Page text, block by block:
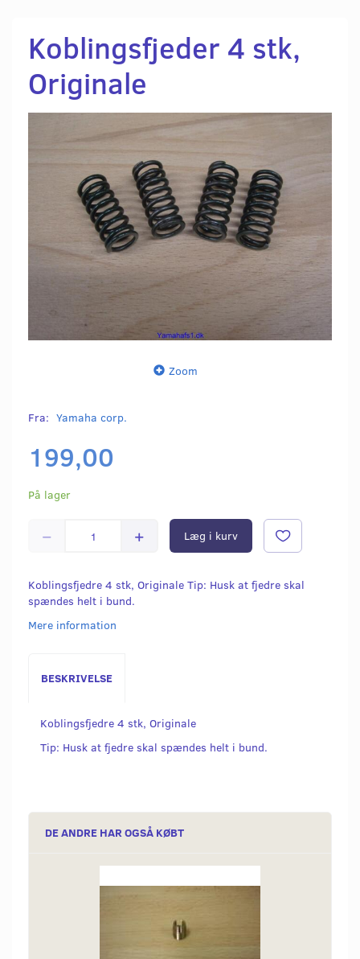
Koblingsfjeder 4 stk,
Originale
Zoom
Fra: Yamaha corp.
199,00
På lager
Læg i kurv
Koblingsfjedre 4 stk, Originale Tip: Husk at fjedre skal
spændes helt i bund.
Mere information
BESKRIVELSE
Koblingsfjedre 4 stk, Originale
Tip: Husk at fjedre skal spændes helt i bund.
DE ANDRE HAR OGSÅ KØBT